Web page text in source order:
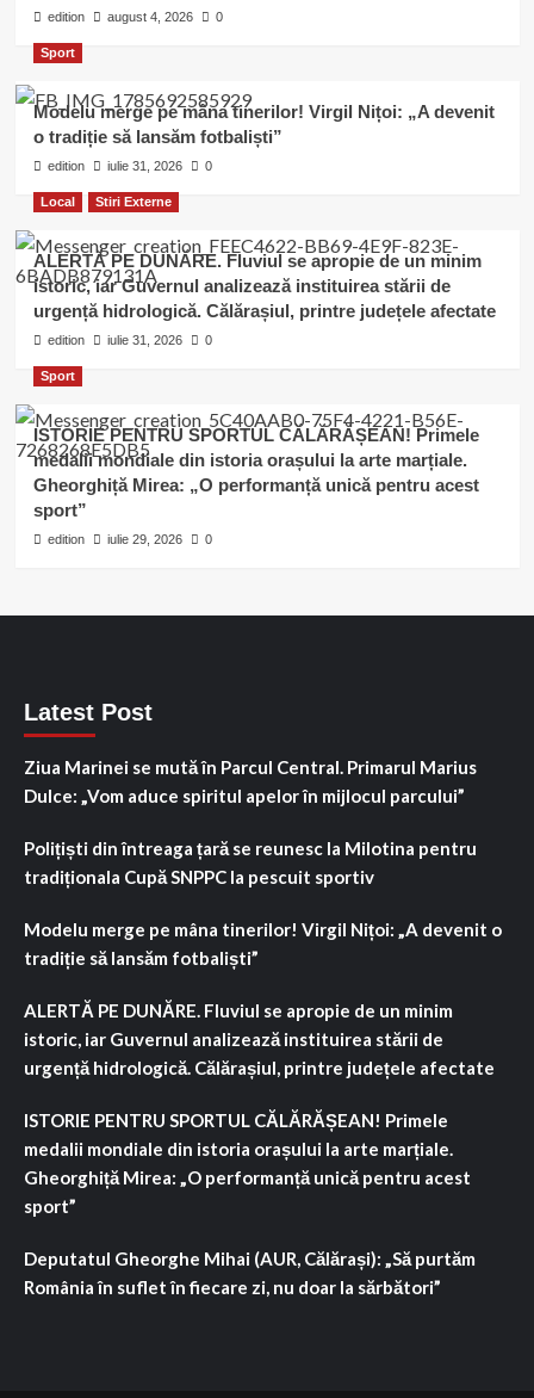
edition august 4, 2026 0
Sport
Modelu merge pe mâna tinerilor! Virgil Nițoi: „A devenit
o tradiție să lansăm fotbaliști”
edition iulie 31, 2026 0
Local Stiri Externe
ALERTĂ PE DUNĂRE. Fluviul se apropie de un minim
istoric, iar Guvernul analizează instituirea stării de
urgență hidrologică. Călărașiul, printre județele afectate
edition iulie 31, 2026 0
Sport
ISTORIE PENTRU SPORTUL CĂLĂRĂȘEAN! Primele
medalii mondiale din istoria orașului la arte marțiale.
Gheorghiță Mirea: „O performanță unică pentru acest
sport”
edition iulie 29, 2026 0
Latest Post
Ziua Marinei se mută în Parcul Central. Primarul Marius
Dulce: „Vom aduce spiritul apelor în mijlocul parcului”
Polițiști din întreaga țară se reunesc la Milotina pentru
tradiționala Cupă SNPPC la pescuit sportiv
Modelu merge pe mâna tinerilor! Virgil Nițoi: „A devenit o
tradiție să lansăm fotbaliști”
ALERTĂ PE DUNĂRE. Fluviul se apropie de un minim
istoric, iar Guvernul analizează instituirea stării de
urgență hidrologică. Călărașiul, printre județele afectate
ISTORIE PENTRU SPORTUL CĂLĂRĂȘEAN! Primele
medalii mondiale din istoria orașului la arte marțiale.
Gheorghiță Mirea: „O performanță unică pentru acest
sport”
Deputatul Gheorghe Mihai (AUR, Călărași): „Să purtăm
România în suflet în fiecare zi, nu doar la sărbători”